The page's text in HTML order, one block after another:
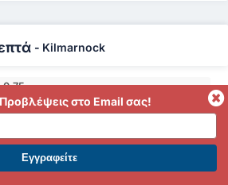
- Kilmarnock
0.75
PREMIUM. ΕΠΩΦΕΛΗΘΕΙΤΕ ΤΩΡΑ.
στο Email σας!